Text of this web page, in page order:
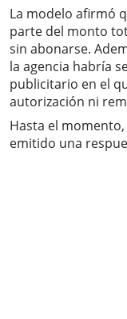
La modelo afirmó
parte del monto
sin abonarse.
la agencia habría
publicitario en el
autorización ni
Hasta el
emitido una